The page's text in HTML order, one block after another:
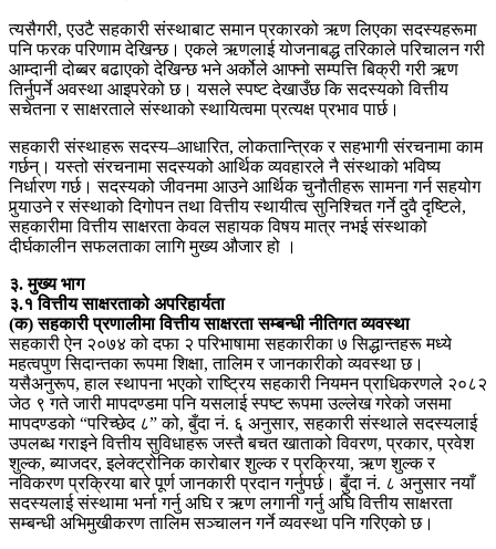
त्यसैगरी, एउटै सहकारी संस्थाबाट समान प्रकारको ऋण लिएका सदस्यहरूमा
पनि फरक परिणाम देखिन्छ। एकले ऋणलाई योजनाबद्ध तरिकाले परिचालन गरी
आम्दानी दोब्बर बढाएको देखिन्छ भने अर्कोले आफ्नो सम्पत्ति बिक्री गरी ऋण
तिर्नुपर्ने अवस्था आइपरेको छ। यसले स्पष्ट देखाउँछ कि सदस्यको वित्तीय
सचेतना र साक्षरताले संस्थाको स्थायित्वमा प्रत्यक्ष प्रभाव पार्छ।
सहकारी संस्थाहरू सदस्य–आधारित, लोकतान्त्रिक र सहभागी संरचनामा काम
गर्छन्। यस्तो संरचनामा सदस्यको आर्थिक व्यवहारले नै संस्थाको भविष्य
निर्धारण गर्छ। सदस्यको जीवनमा आउने आर्थिक चुनौतीहरू सामना गर्न सहयोग
पुर्‍याउने र संस्थाको दिगोपन तथा वित्तीय स्थायीत्व सुनिश्चित गर्ने दुवै दृष्टिले,
सहकारीमा वित्तीय साक्षरता केवल सहायक विषय मात्र नभई संस्थाको
दीर्घकालीन सफलताका लागि मुख्य औजार हो ।
३. मुख्य भाग
३.१ वित्तीय साक्षरताको अपरिहार्यता
(क) सहकारी प्रणालीमा वित्तीय साक्षरता सम्बन्धी नीतिगत व्यवस्था
सहकारी ऐन २०७४ को दफा २ परिभाषामा सहकारीका ७ सिद्धान्तहरू मध्ये
महत्वपुण सिदान्तका रूपमा शिक्षा, तालिम र जानकारीको व्यवस्था छ।
यसैअनुरूप, हाल स्थापना भएको राष्ट्रिय सहकारी नियमन प्राधिकरणले २०८२
जेठ ९ गते जारी मापदण्डमा पनि यसलाई स्पष्ट रूपमा उल्लेख गरेको जसमा
मापदण्डको “परिच्छेद ८” को, बुँदा नं. ६ अनुसार, सहकारी संस्थाले सदस्यलाई
उपलब्ध गराइने वित्तीय सुविधाहरू जस्तै बचत खाताको विवरण, प्रकार, प्रवेश
शुल्क, ब्याजदर, इलेक्ट्रोनिक कारोबार शुल्क र प्रक्रिया, ऋण शुल्क र
नविकरण प्रक्रिया बारे पूर्ण जानकारी प्रदान गर्नुपर्छ। बुँदा नं. ८ अनुसार नयाँ
सदस्यलाई संस्थामा भर्ना गर्नु अघि र ऋण लगानी गर्नु अघि वित्तीय साक्षरता
सम्बन्धी अभिमुखीकरण तालिम सञ्चालन गर्ने व्यवस्था पनि गरिएको छ।